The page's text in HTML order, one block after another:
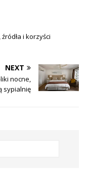
i korzyści
NEXT
nocne,
sypialnię